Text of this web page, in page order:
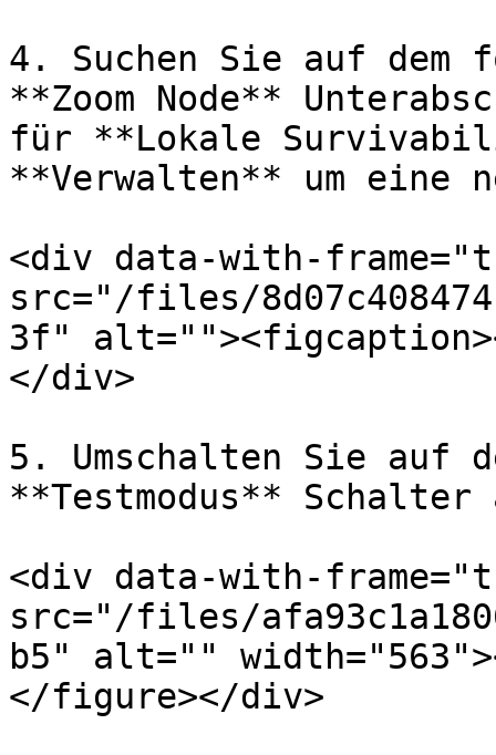
4. Suchen Sie auf dem
**Zoom Node**
für **Lokale
**Verwalten** um eine
<div data-with-
src="/files/
3f"
</div>
5. Umschalten Sie auf
**Testmodus**
<div data-with-
src="/files/
b5" alt=""
</figure></div>